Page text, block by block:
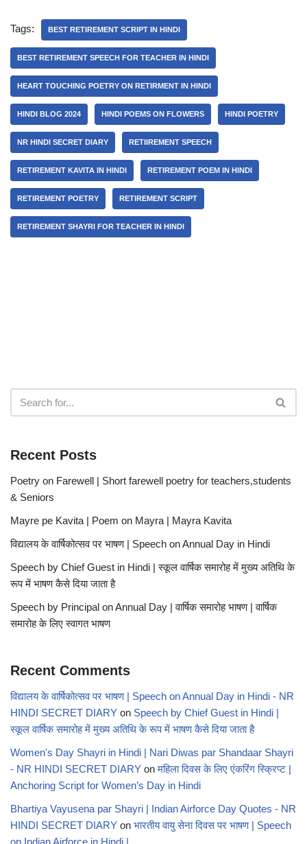
Tags: BEST RETIREMENT SCRIPT IN HINDI
BEST RETIREMENT SPEECH FOR TEACHER IN HINDI
HEART TOUCHING POETRY ON RETIRMENT IN HINDI
HINDI BLOG 2024 HINDI POEMS ON FLOWERS HINDI POETRY
NR HINDI SECRET DIARY RETIIREMENT SPEECH
RETIREMENT KAVITA IN HINDI RETIREMENT POEM IN HINDI
RETIREMENT POETRY RETIREMENT SCRIPT
RETIREMENT SHAYRI FOR TEACHER IN HINDI
Recent Posts
Poetry on Farewell | Short farewell poetry for teachers,students
& Seniors
Mayre pe Kavita | Poem on Mayra | Mayra Kavita
विद्यालय के वार्षिकोत्सव पर भाषण | Speech on Annual Day in Hindi
Speech by Chief Guest in Hindi | स्कूल वार्षिक समारोह में मुख्य अतिथि के
रूप में भाषण कैसे दिया जाता है
Speech by Principal on Annual Day | वार्षिक समारोह भाषण | वार्षिक
समारोह के लिए स्वागत भाषण
Recent Comments
विद्यालय के वार्षिकोत्सव पर भाषण | Speech on Annual Day in Hindi - NR
HINDI SECRET DIARY on Speech by Chief Guest in Hindi |
स्कूल वार्षिक समारोह में मुख्य अतिथि के रूप में भाषण कैसे दिया जाता है
Women's Day Shayri in Hindi | Nari Diwas par Shandaar Shayri
- NR HINDI SECRET DIARY onमहिला दिवस के लिए एंकरिंग स्क्रिप्ट |
Anchoring Script for Women’s Day in Hindi
Bhartiya Vayusena par Shayri | Indian Airforce Day Quotes - NR
HINDI SECRET DIARY on भारतीय वायु सेना दिवस पर भाषण | Speech
on Indian Airforce in Hindi |